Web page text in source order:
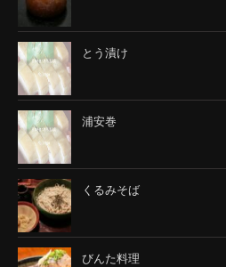
とう漬け
浦安巻
くるみそば
びんた料理